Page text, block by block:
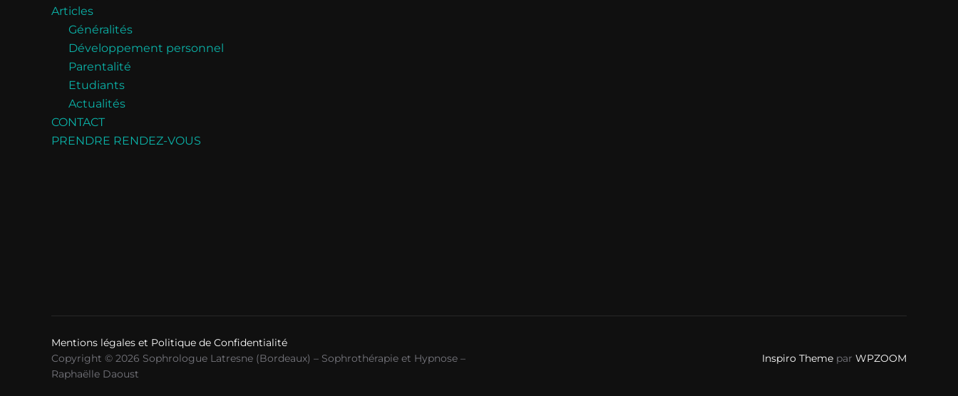
Articles
Généralités
Développement personnel
Parentalité
Etudiants
Actualités
CONTACT
PRENDRE RENDEZ-VOUS
Mentions légales et Politique de Confidentialité
Copyright © 2026 Sophrologue Latresne (Bordeaux) – Sophrothérapie et Hypnose –
Raphaëlle Daoust
Inspiro Theme par WPZOOM